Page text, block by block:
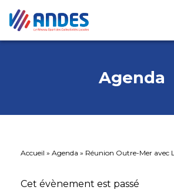
Agenda
Accueil » Agenda » Réunion Outre-Mer avec
Cet évènement est passé